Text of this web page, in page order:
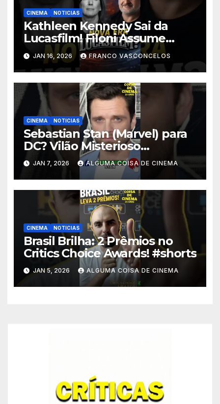
CINEMA NOTICIAS
Kathleen Kennedy Sai da
Lucasfilm! Filoni Assume
STAR WARS! #shorts
JAN 16, 2026 FRANCO VASCONCELOS
CINEMA NOTICIAS
Sebastian Stan (Marvel) para
DC? Vilão Misterioso
Revelado! #shorts
JAN 7, 2026 ALGUMA COISA DE CINEMA
CINEMA NOTICIAS
Brasil Brilha: 2 Prêmios no
Critics Choice Awards! #shorts
JAN 5, 2026 ALGUMA COISA DE CINEMA